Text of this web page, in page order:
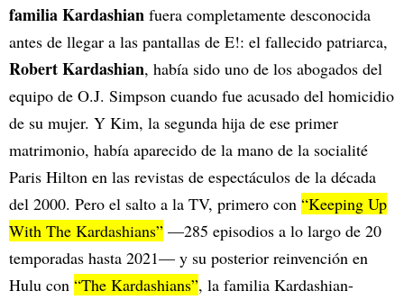
familia Kardashian fuera completamente desconocida
antes de llegar a las pantallas de E!: el fallecido patriarca,
Robert Kardashian, había sido uno de los abogados del
equipo de O.J. Simpson cuando fue acusado del homicidio
de su mujer. Y Kim, la segunda hija de ese primer
matrimonio, había aparecido de la mano de la socialité
Paris Hilton en las revistas de espectáculos de la década
del 2000. Pero el salto a la TV, primero con “Keeping Up
With The Kardashians” —285 episodios a lo largo de 20
temporadas hasta 2021— y su posterior reinvención en
Hulu con “The Kardashians”, la familia Kardashian-